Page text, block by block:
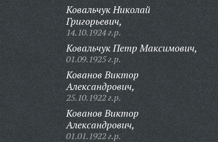
Ковальчук Николай
Григорьевич,
14.10.1924 г.р.
Ковальчук Петр Максимович,
01.09.1925 г.р.
Кованов Виктор
Александрович,
25.10.1922 г.р.
Кованов Виктор
Александрович,
01.01.1922 г.р.